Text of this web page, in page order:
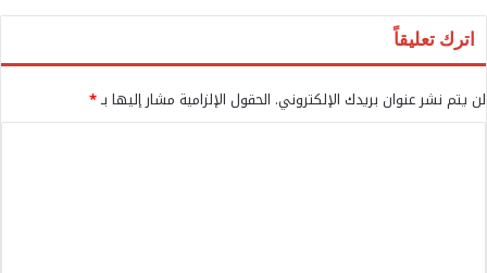
اترك تعليقاً
لن يتم نشر عنوان بريدك الإلكتروني. الحقول الإلزامية مشار إليها بـ*